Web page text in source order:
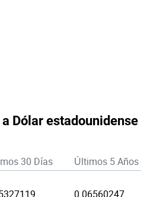
Dólar estadounidense
30 Días Últimos 5 Años
0.06560247